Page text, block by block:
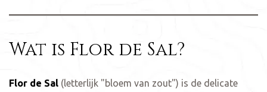
Wat is Flor de Sal?
Flor de Sal (letterlijk "bloem van zout") is de delicate